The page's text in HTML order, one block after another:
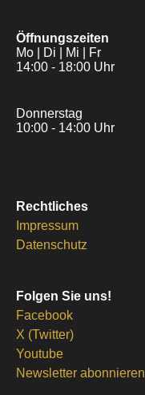
Öffnungszeiten
Mo | Di | Mi | Fr
14:00 - 18:00 Uhr
Donnerstag
10:00 - 14:00 Uhr
Rechtliches
Impressum
Datenschutz
Folgen Sie uns!
Facebook
X (Twitter)
Youtube
Newsletter abonnieren